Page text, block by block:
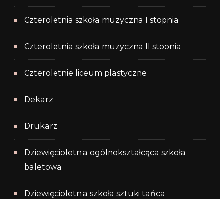
Czteroletnia szkoła muzyczna I stopnia
Czteroletnia szkoła muzyczna II stopnia
Czteroletnie liceum plastyczne
Dekarz
Drukarz
Dziewięcioletnia ogólnokształcąca szkoła
baletowa
Dziewięcioletnia szkoła sztuki tańca